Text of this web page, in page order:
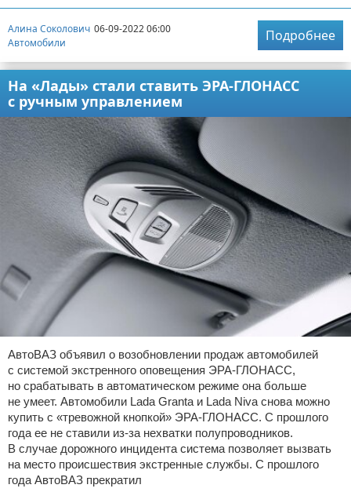
Алина Соколович 06-09-2022 06:00
Автомобили
Подробнее
На «Лады» стали ставить ЭРА-ГЛОНАСС
с ручным управлением
АвтоВАЗ объявил о возобновлении продаж автомобилей
с системой экстренного оповещения ЭРА-ГЛОНАСС,
но срабатывать в автоматическом режиме она больше
не умеет. Автомобили Lada Granta и Lada Niva снова можно
купить с «тревожной кнопкой» ЭРА-ГЛОНАСС. С прошлого
года ее не ставили из-за нехватки полупроводников.
В случае дорожного инцидента система позволяет вызвать
на место происшествия экстренные службы. С прошлого
года АвтоВАЗ прекратил